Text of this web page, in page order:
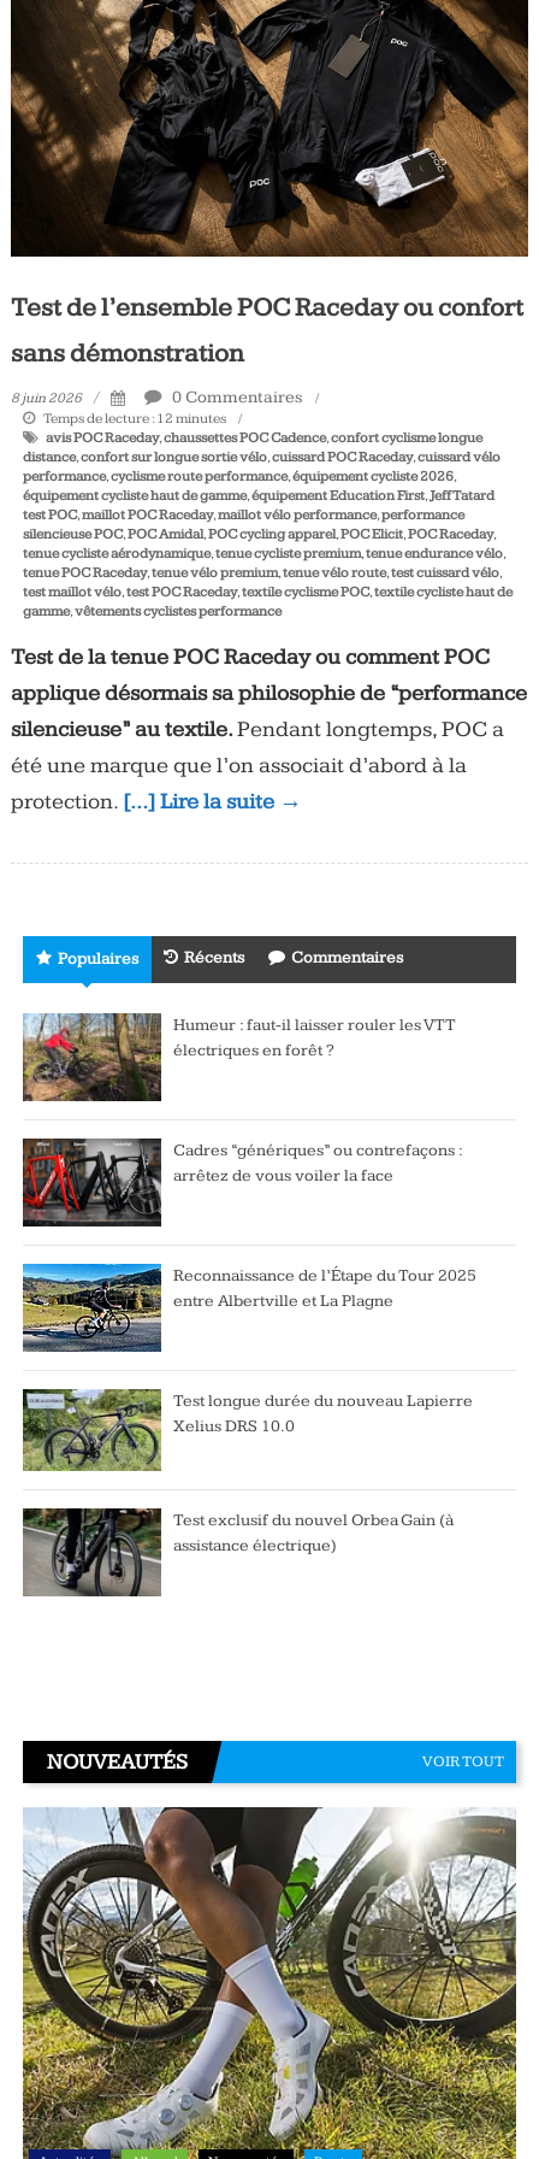
jours,
votre
actualité
vélo
Test de l’ensemble POC Raceday ou confort
sans démonstration
8 juin 2026 0 Commentaires
Temps de lecture : 12 minutes
avis POC Raceday,chaussettes POC Cadence,confort cyclisme longue
distance,confort sur longue sortie vélo,cuissard POC Raceday,cuissard vélo
performance,cyclisme route performance,équipement cycliste 2026,
équipement cycliste haut de gamme,équipement Education First,Jeff Tatard
test POC,maillot POC Raceday,maillot vélo performance,performance
silencieuse POC,POC Amidal,POC cycling apparel,POC Elicit,POC Raceday,
tenue cycliste aérodynamique,tenue cycliste premium,tenue endurance vélo,
tenue POC Raceday,tenue vélo premium,tenue vélo route,test cuissard vélo,
test maillot vélo,test POC Raceday,textile cyclisme POC,textile cycliste haut de
gamme,vêtements cyclistes performance
Test de la tenue POC Raceday ou comment POC
applique désormais sa philosophie de “performance
silencieuse” au textile.Pendant longtemps, POC a
été une marque que l’on associait d’abord à la
protection. […] Lire la suite →
Populaires Récents Commentaires
Humeur : faut-il laisser rouler les VTT
électriques en forêt ?
Cadres “génériques” ou contrefaçons :
arrêtez de vous voiler la face
Reconnaissance de l’Étape du Tour 2025
entre Albertville et La Plagne
Test longue durée du nouveau Lapierre
Xelius DRS 10.0
Test exclusif du nouvel Orbea Gain (à
assistance électrique)
NOUVEAUTÉS VOIR TOUT